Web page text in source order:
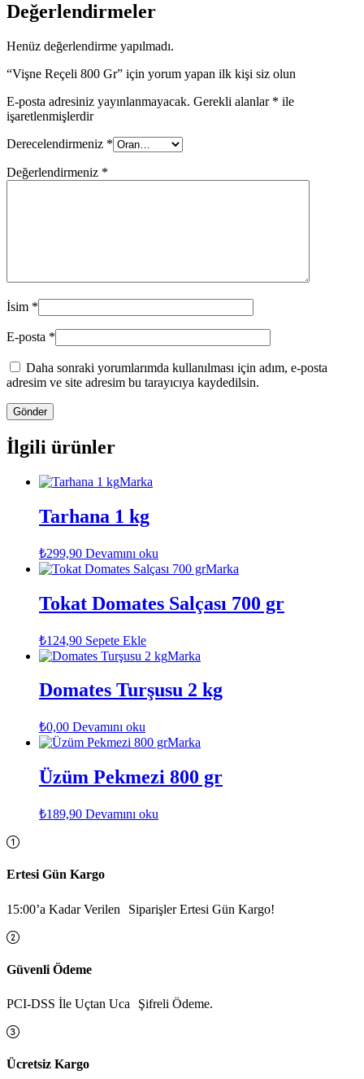
Değerlendirmeler
Henüz değerlendirme yapılmadı.
“Vişne Reçeli 800 Gr” için yorum yapan ilk kişi siz olun
E-posta adresiniz yayınlanmayacak. Gerekli alanlar * ile
işaretlenmişlerdir
Derecelendirmeniz *
Değerlendirmeniz *
İsim *
E-posta *
Daha sonraki yorumlarımda kullanılması için adım, e-posta
adresim ve site adresim bu tarayıcıya kaydedilsin.
İlgili ürünler
Marka
Tarhana 1 kg
₺299,90 Devamını oku
Marka
Tokat Domates Salçası 700 gr
₺124,90 Sepete Ekle
Marka
Domates Turşusu 2 kg
₺0,00 Devamını oku
Marka
Üzüm Pekmezi 800 gr
₺189,90 Devamını oku
Ertesi Gün Kargo
15:00’a Kadar Verilen Siparişler Ertesi Gün Kargo!
Güvenli Ödeme
PCI-DSS İle Uçtan Uca Şifreli Ödeme.
Ücretsiz Kargo